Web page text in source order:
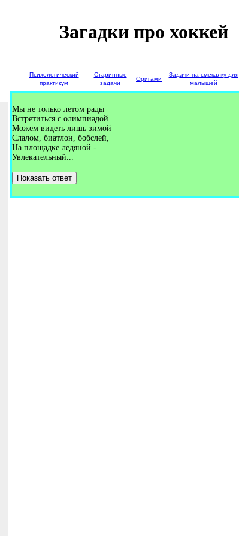
Загадки про хоккей
Психологический
практикум
Старинные
задачи
Оригами
Задачи на смекалку для
малышей
Мы не только летом рады
Встретиться с олимпиадой.
Можем видеть лишь зимой
Слалом, биатлон, бобслей,
На площадке ледяной -
Увлекательный...
Показать ответ